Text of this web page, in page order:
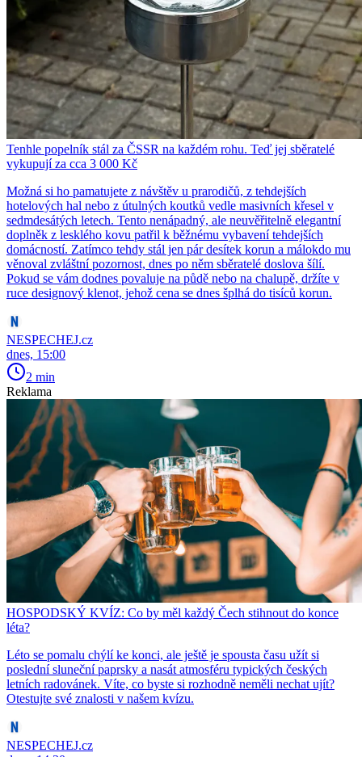
Tenhle popelník stál za ČSSR na každém rohu. Teď jej sběratelé
vykupují za cca 3 000 Kč
Možná si ho pamatujete z návštěv u prarodičů, z tehdejších
hotelových hal nebo z útulných koutků vedle masivních křesel v
sedmdesátých letech. Tento nenápadný, ale neuvěřitelně elegantní
doplněk z lesklého kovu patřil k běžnému vybavení tehdejších
domácností. Zatímco tehdy stál jen pár desítek korun a málokdo mu
věnoval zvláštní pozornost, dnes po něm sběratelé doslova šílí.
Pokud se vám dodnes povaluje na půdě nebo na chalupě, držíte v
ruce designový klenot, jehož cena se dnes šplhá do tisíců korun.
NESPECHEJ.cz
dnes, 15:00
2 min
Reklama
HOSPODSKÝ KVÍZ: Co by měl každý Čech stihnout do konce
léta?
Léto se pomalu chýlí ke konci, ale ještě je spousta času užít si
poslední sluneční paprsky a nasát atmosféru typických českých
letních radovánek. Víte, co byste si rozhodně neměli nechat ujít?
Otestujte své znalosti v našem kvízu.
NESPECHEJ.cz